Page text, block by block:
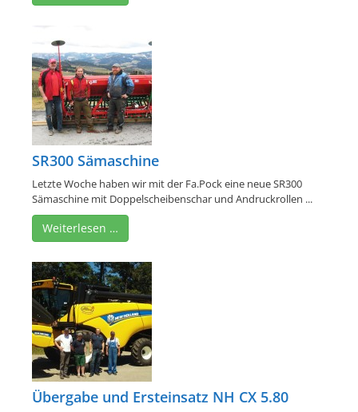
SR300 Sämaschine
Letzte Woche haben wir mit der Fa.Pock eine neue SR300
Sämaschine mit Doppelscheibenschar und Andruckrollen ...
Weiterlesen …
Übergabe und Ersteinsatz NH CX 5.80